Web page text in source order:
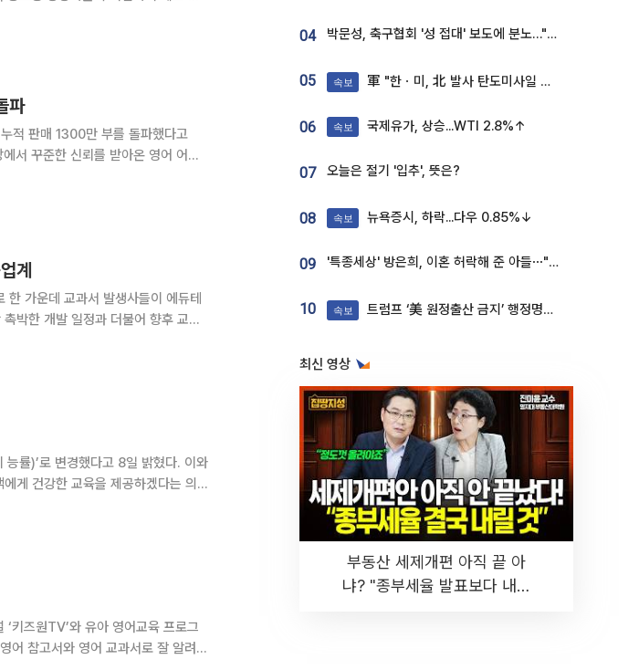
자체적
파
적 판매 1300만 부를 돌파했다고
계
가운데 교과서 발생사들이 에듀테
박한 개발 일정과 더불어 향후 교과
)’로 변경했다고 8일 밝혔다. 이와
게 건강한 교육을 제공하겠다는 의
키즈원TV’와 유아 영어교육 프로그
04 박문성, 축구협회 '성 접대' 보도에 분노…"다 말아먹으려고 작정했나"
05 속보 軍 "한ㆍ미, 北 발사 탄도미사일 제원 정밀분석 중"
06 속보 국제유가, 상승...WTI 2.8%↑
07 오늘은 절기 '입추', 뜻은?
08 속보 뉴욕증시, 하락...다우 0.85%↓
09 '특종세상' 방은희, 이혼 허락해 준 아들⋯"너무 잘 커줬다" 오열
10 속보 트럼프 ‘美 원정출산 금지’ 행정명령 서명
최신 영상
부동산 세제개편 아직 끝 아
냐? "종부세율 발표보다 내릴